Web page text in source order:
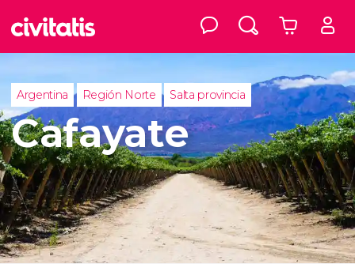
Argentina Región Norte Salta provincia
Cafayate